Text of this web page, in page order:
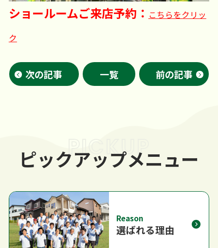
ショールームご来店予約： こちらをクリッ
ク
次の記事 一覧 前の記事
PICKUP
ピックアップメニュー
Reason
選ばれる理由